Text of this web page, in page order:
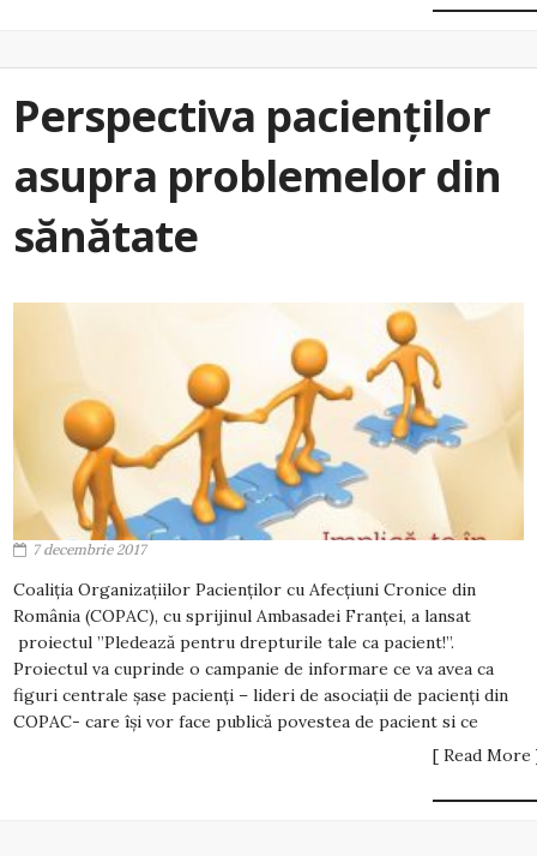
Perspectiva pacienților
asupra problemelor din
sănătate
7 decembrie 2017
Coaliția Organizațiilor Pacienților cu Afecțiuni Cronice din
România (COPAC), cu sprijinul Ambasadei Franței, a lansat
proiectul ”Pledează pentru drepturile tale ca pacient!”.
Proiectul va cuprinde o campanie de informare ce va avea ca
figuri centrale șase pacienți – lideri de asociații de pacienți din
COPAC- care își vor face publică povestea de pacient si ce
[ Read More